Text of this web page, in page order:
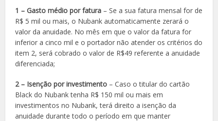
1 – Gasto médio por fatura – Se a sua fatura mensal for de
R$ 5 mil ou mais, o Nubank automaticamente zerará o
valor da anuidade. No mês em que o valor da fatura for
inferior a cinco mil e o portador não atender os critérios do
item 2, será cobrado o valor de R$49 referente a anuidade
diferenciada;
2 – Isenção por investimento – Caso o titular do cartão
Black do Nubank tenha R$ 150 mil ou mais em
investimentos no Nubank, terá direito a isenção da
anuidade durante todo o período em que manter